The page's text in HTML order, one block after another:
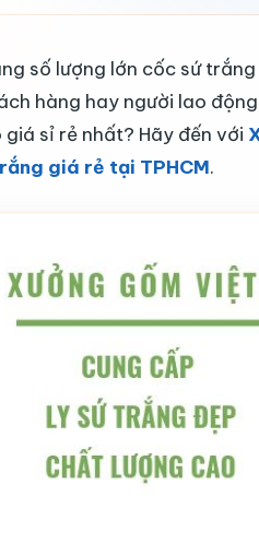
số lượng lớn cốc sứ
hàng hay người lao
sỉ rẻ nhất? Hãy đến với
giá rẻ tại TPHCM.